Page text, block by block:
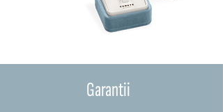
Garantii